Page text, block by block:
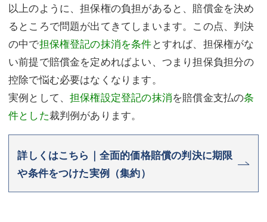
以上のように、担保権の負担があると、賠償金を決め
るところで問題が出てきてしまいます。この点、判決
の中で担保権登記の抹消を条件とすれば、担保権がな
い前提で賠償金を定めればよい、つまり担保負担分の
控除で悩む必要はなくなります。
実例として、担保権設定登記の抹消を賠償金支払の条
件とした裁判例があります。
詳しくはこちら｜全面的価格賠償の判決に期限
や条件をつけた実例（集約）